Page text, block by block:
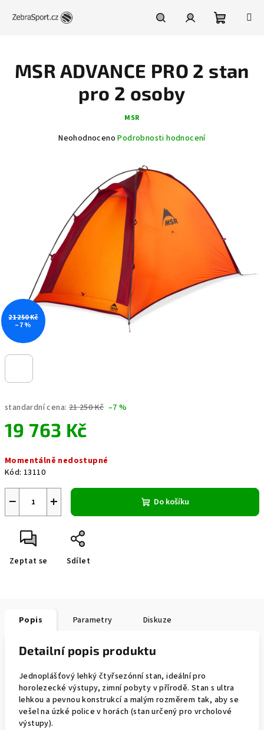
košík
standardní cena: 21 250 Kč –7 %
19 763 Kč
cena:
Momentálně nedostupné
Kód: 13110
+
− Do košíku
Zeptat se Sdílet
MSR ADVANCE PRO 2 stan
pro 2 osoby
MSR
Průměrné
hvězdiček.
Neohodnoceno Podrobnosti hodnocení
21 250 Kč
–7 %
Popis Parametry Diskuze
Detailní popis produktu
Jednoplášťový lehký čtyřsezónní stan, ideální pro
horolezecké výstupy, zimní pobyty v přírodě. Stan s ultra
lehkou a pevnou konstrukcí a malým rozměrem tak, aby se
vešel na úzké police v horách (stan určený pro vrcholové
výstupy).